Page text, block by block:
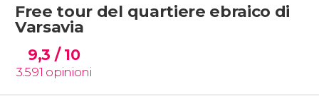
Free tour del quartiere ebraico di
Varsavia
9,3 / 10
3.591 opinioni